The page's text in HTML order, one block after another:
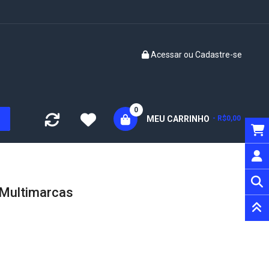
Acessarou Cadastre-se
MEU CARRINHO
0
- R$0,00